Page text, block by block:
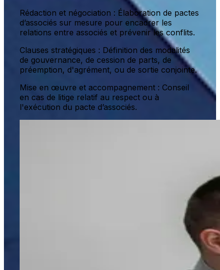
Rédaction et négociation : Élaboration de pactes
d’associés sur mesure pour encadrer les
relations entre associés et prévenir les conflits.
Clauses stratégiques : Définition des modalités
de gouvernance, de cession de parts, de
préemption, d'agrément, ou de sortie conjointe.
Mise en œuvre et accompagnement : Conseil
en cas de litige relatif au respect ou à
l'exécution du pacte d’associés.